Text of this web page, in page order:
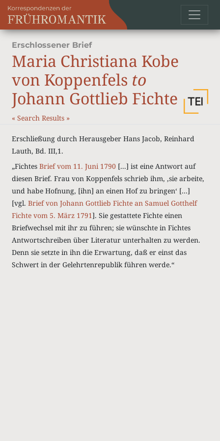
Erschlossener Brief
Maria Christiana Kobe
von Koppenfels to
Johann Gottlieb Fichte
« Search Results »
Erschließung durch Herausgeber Hans Jacob, Reinhard
Lauth, Bd. III,1.
„Fichtes Brief vom 11. Juni 1790 [...] ist eine Antwort auf
diesen Brief. Frau von Koppenfels schrieb ihm, ‚sie arbeite,
und habe Hofnung, [ihn] an einen Hof zu bringen‘ [...]
[vgl. Brief von Johann Gottlieb Fichte an Samuel Gotthelf
Fichte vom 5. März 1791]. Sie gestattete Fichte einen
Briefwechsel mit ihr zu führen; sie wünschte in Fichtes
Antwortschreiben über Literatur unterhalten zu werden.
Denn sie setzte in ihn die Erwartung, daß er einst das
Schwert in der Gelehrtenrepublik führen werde.“